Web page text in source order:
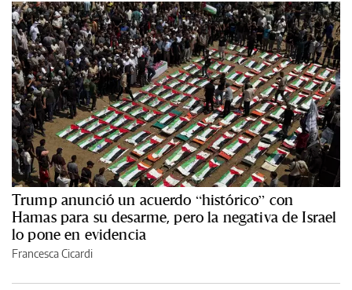
Trump anunció un acuerdo “histórico” con
Hamas para su desarme, pero la negativa de Israel
lo pone en evidencia
Francesca Cicardi